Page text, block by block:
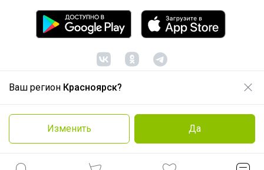
Ваш регион Красноярск?
Изменить Да
© ООО "Лявита", ОГРН 1122468054070, 2012 -2026
Политика конфиденциальности
Cоглашение пользователя